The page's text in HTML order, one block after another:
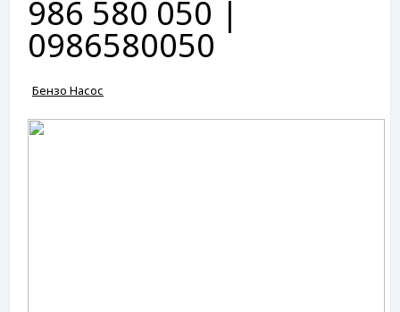
986 580 050 |
0986580050
Бензо Насос